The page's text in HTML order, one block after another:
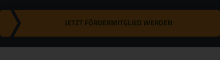
JETZT FÖRDERMITGLIED WERDEN